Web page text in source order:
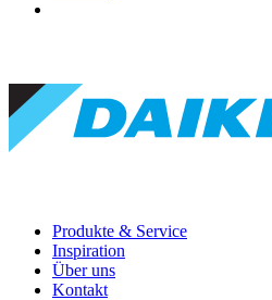
Produkte & Service
Inspiration
Über uns
Kontakt